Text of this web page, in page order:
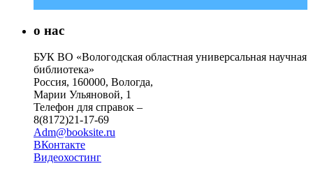
о нас
БУК ВО «Вологодская областная универсальная научная
библиотека»
Россия, 160000, Вологда,
Марии Ульяновой, 1
Телефон для справок –
8(8172)21-17-69
Adm@booksite.ru
ВКонтакте
Видеохостинг